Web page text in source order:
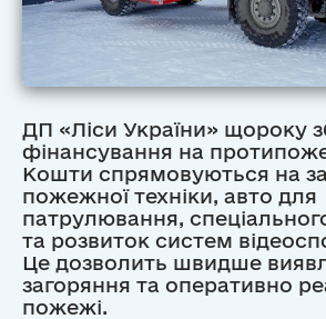
ДП «Ліси України» щороку
фінансування на
Кошти спрямовуються на
пожежної техніки, авто для
патрулювання,
та розвиток систем
Це дозволить швидше
загоряння та оперативно
пожежі.